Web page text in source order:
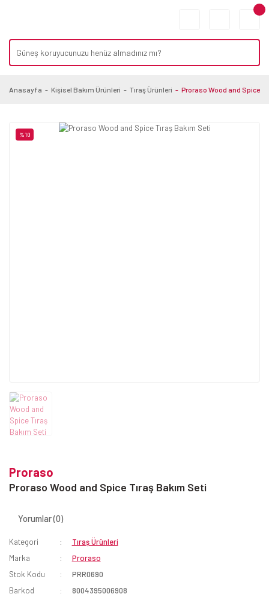
Anasayfa Kişisel Bakım Ürünleri Tıraş Ürünleri Proraso Wood and Spice
%10
Proraso
Proraso Wood and Spice Tıraş Bakım Seti
Yorumlar (0)
Kategori
Tıraş Ürünleri
Marka
Proraso
Stok Kodu
PRR0690
Barkod
8004395006908